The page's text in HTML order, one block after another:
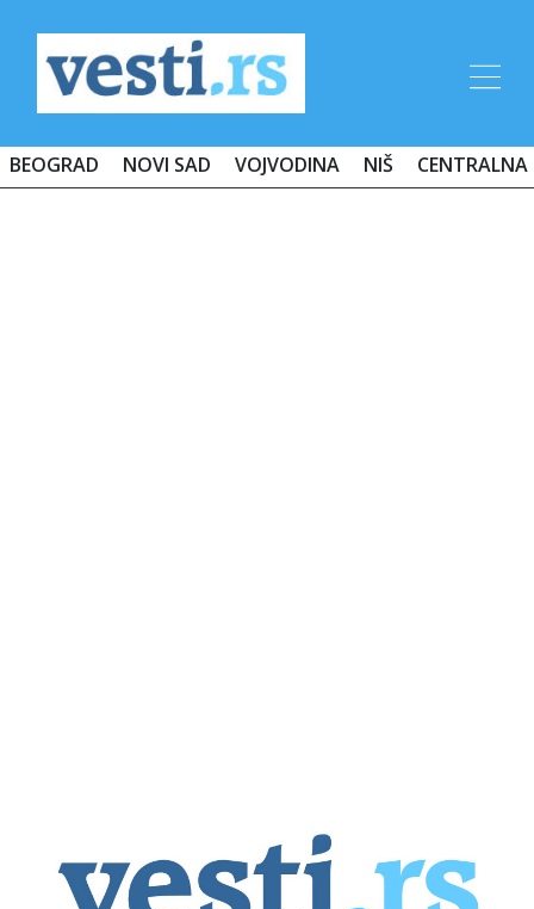
BEOGRAD NOVI SAD VOJVODINA NIŠ CENTRALNA